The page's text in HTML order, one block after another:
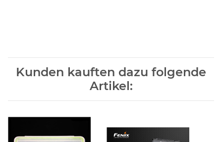
Kunden kauften dazu folgende
Artikel: